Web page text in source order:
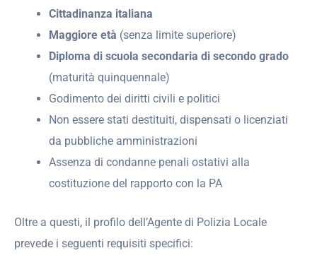
Cittadinanza italiana
Maggiore età (senza limite superiore)
Diploma di scuola secondaria di secondo grado
(maturità quinquennale)
Godimento dei diritti civili e politici
Non essere stati destituiti, dispensati o licenziati
da pubbliche amministrazioni
Assenza di condanne penali ostativi alla
costituzione del rapporto con la PA
Oltre a questi, il profilo dell’Agente di Polizia Locale
prevede i seguenti requisiti specifici: